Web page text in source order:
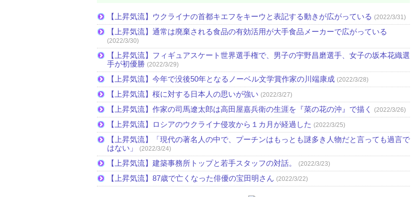
【上昇気流】ウクライナの首都キエフをキーウと表記する動きが広がっている (2022/3/31)
【上昇気流】通常は廃棄される食品の有効活用が大手食品メーカーで広がっている
(2022/3/30)
【上昇気流】フィギュアスケート世界選手権で、男子の宇野昌磨選手、女子の坂本花織選
手が初優勝 (2022/3/29)
【上昇気流】今年で没後50年となるノーベル文学賞作家の川端康成 (2022/3/28)
【上昇気流】桜に対する日本人の思いが強い (2022/3/27)
【上昇気流】作家の司馬遼太郎は高田屋嘉兵衛の生涯を『菜の花の沖』で描く (2022/3/26)
【上昇気流】ロシアのウクライナ侵攻から１カ月が経過した (2022/3/25)
【上昇気流】「現代の著名人の中で、プーチンはもっとも謎多き人物だと言っても過言で
はない」
(2022/3/24)
【上昇気流】建築事務所トップと若手スタッフの対話。 (2022/3/23)
【上昇気流】87歳で亡くなった俳優の宝田明さん (2022/3/22)